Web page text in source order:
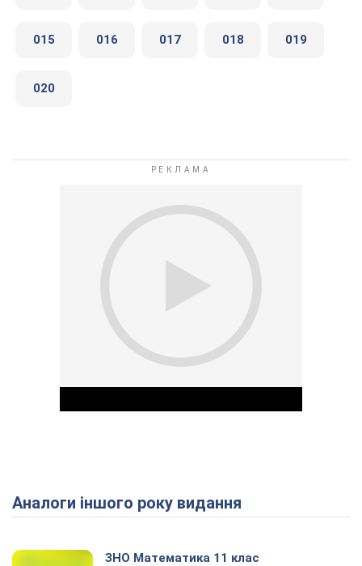
015 016 017 018 019
020
Play Video
Аналоги іншого року видання
ЗНО Математика 11 клас